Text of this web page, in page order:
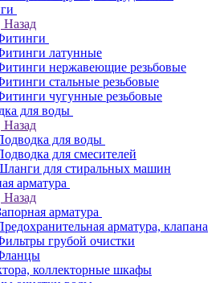
Назад
латунные
нержавеющие резьбовые
стальные резьбовые
чугунные резьбовые
для воды
Назад
для воды
для смесителей
для стиральных машин
арматура
Назад
арматура
арматура, клапана
грубой очистки
коллекторные шкафы